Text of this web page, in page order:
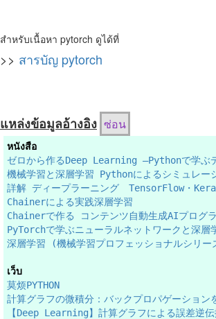
สำหรับเนื้อหา pytorch ดูได้ที่
>> สารบัญ pytorch
แหล่งข้อมูลอ้างอิง ซ่อน
หนังสือ
ゼロから作るDeep Learning ―Pythonで学ぶ
機械学習と深層学習 Pythonによるシミュレー
詳解 ディープラーニング TensorFlow・
Chainerによる実践深層学習
Chainerで作る コンテンツ自動生成AIプログ
PyTorchで学ぶニューラルネットワークと深層
深層学習 (機械学習プロフェッショナルシリー
เว็บ
莫烦PYTHON
計算グラフの微積分：バックプロパゲーション
【Deep Learning】計算グラフによる誤差